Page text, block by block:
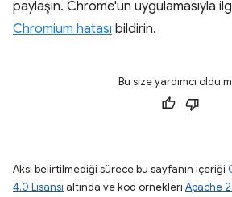
paylaşın. Chrome'un uygulamasıyla
Chromium hatası bildirin.
Bu size yardımcı oldu
Aksi belirtilmediği sürece bu sayfanın içeriği
4.0 Lisansı altında ve kod örnekleri Apache